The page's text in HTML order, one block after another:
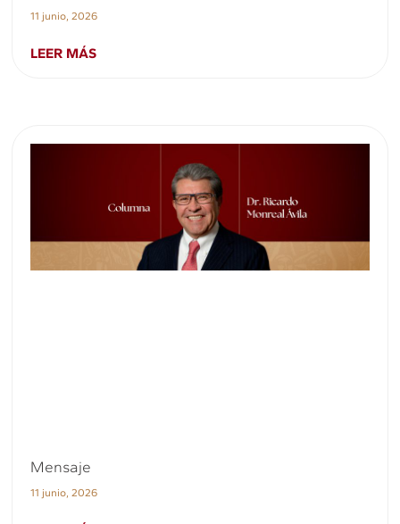
11 junio, 2026
LEER MÁS
Mensaje
11 junio, 2026